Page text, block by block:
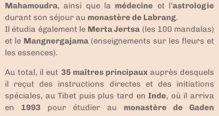
Mahamoudra, ainsi que la médecine et l’astrologie
durant son séjour au monastère de Labrang.
Il étudia également le Merta Jertsa (les 100 mandalas)
et le Mangnergajama (enseignements sur les fleurs et
les essences).
Au total, il eut 35 maîtres principauxauprès desquels
il reçut des instructions directes et des initiations
spéciales, au Tibet puis plus tard enInde, où il arriva
en 1993 pour étudier au monastère de Gaden